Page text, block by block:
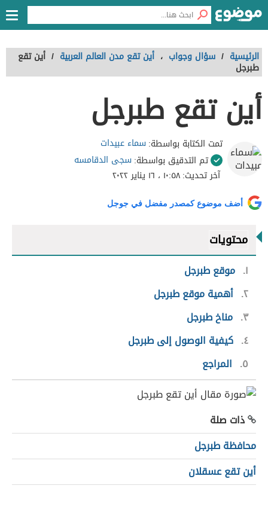
الرئيسية / سؤال وجواب ، أين تقع مدن العالم العربية / أين تقع
طبرجل
أين تقع طبرجل
تمت الكتابة بواسطة:سماء عبيدات
تم التدقيق بواسطة:سجى الدقامسه
آخر تحديث:١٠:٥٨ ، ١٦ يناير ٢٠٢٢
أضف موضوع كمصدر مفضل في جوجل
محتويات
١ موقع طبرجل
٢ أهمية موقع طبرجل
٣ مناخ طبرجل
٤ كيفية الوصول إلى طبرجل
٥
المراجع
ذات صلة
محافظة طبرجل
أين تقع عسقلان